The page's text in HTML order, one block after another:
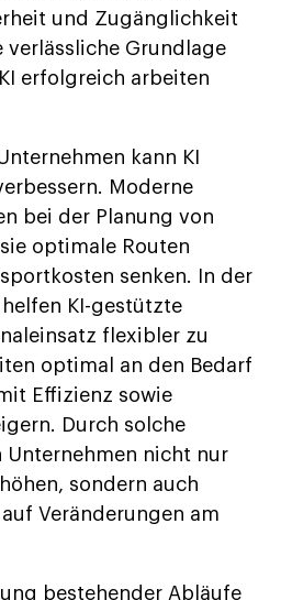
und Zugänglichkeit
verlässliche Grundlage
erfolgreich arbeiten
kann KI
Moderne
bei der Planung von
optimale Routen
senken. In der
KI-gestützte
flexibler zu
optimal an den Bedarf
Effizienz sowie
Durch solche
Unternehmen nicht nur
sondern auch
Veränderungen am
bestehender Abläufe